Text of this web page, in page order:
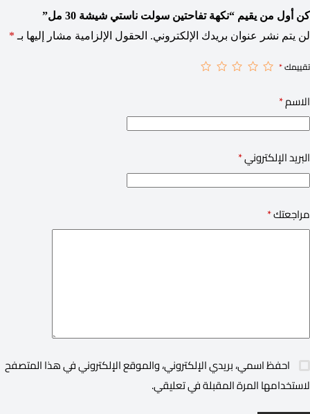
كن أول من يقيم “نكهة تفاحتين سولت ناستي شيشة 30 مل”
لن يتم نشر عنوان بريدك الإلكتروني. الحقول الإلزامية مشار إليها بـ *
تقييمك*
الاسم*
البريد الإلكتروني*
مراجعتك*
احفظ اسمي، بريدي الإلكتروني، والموقع الإلكتروني في هذا المتصفح
لاستخدامها المرة المقبلة في تعليقي.